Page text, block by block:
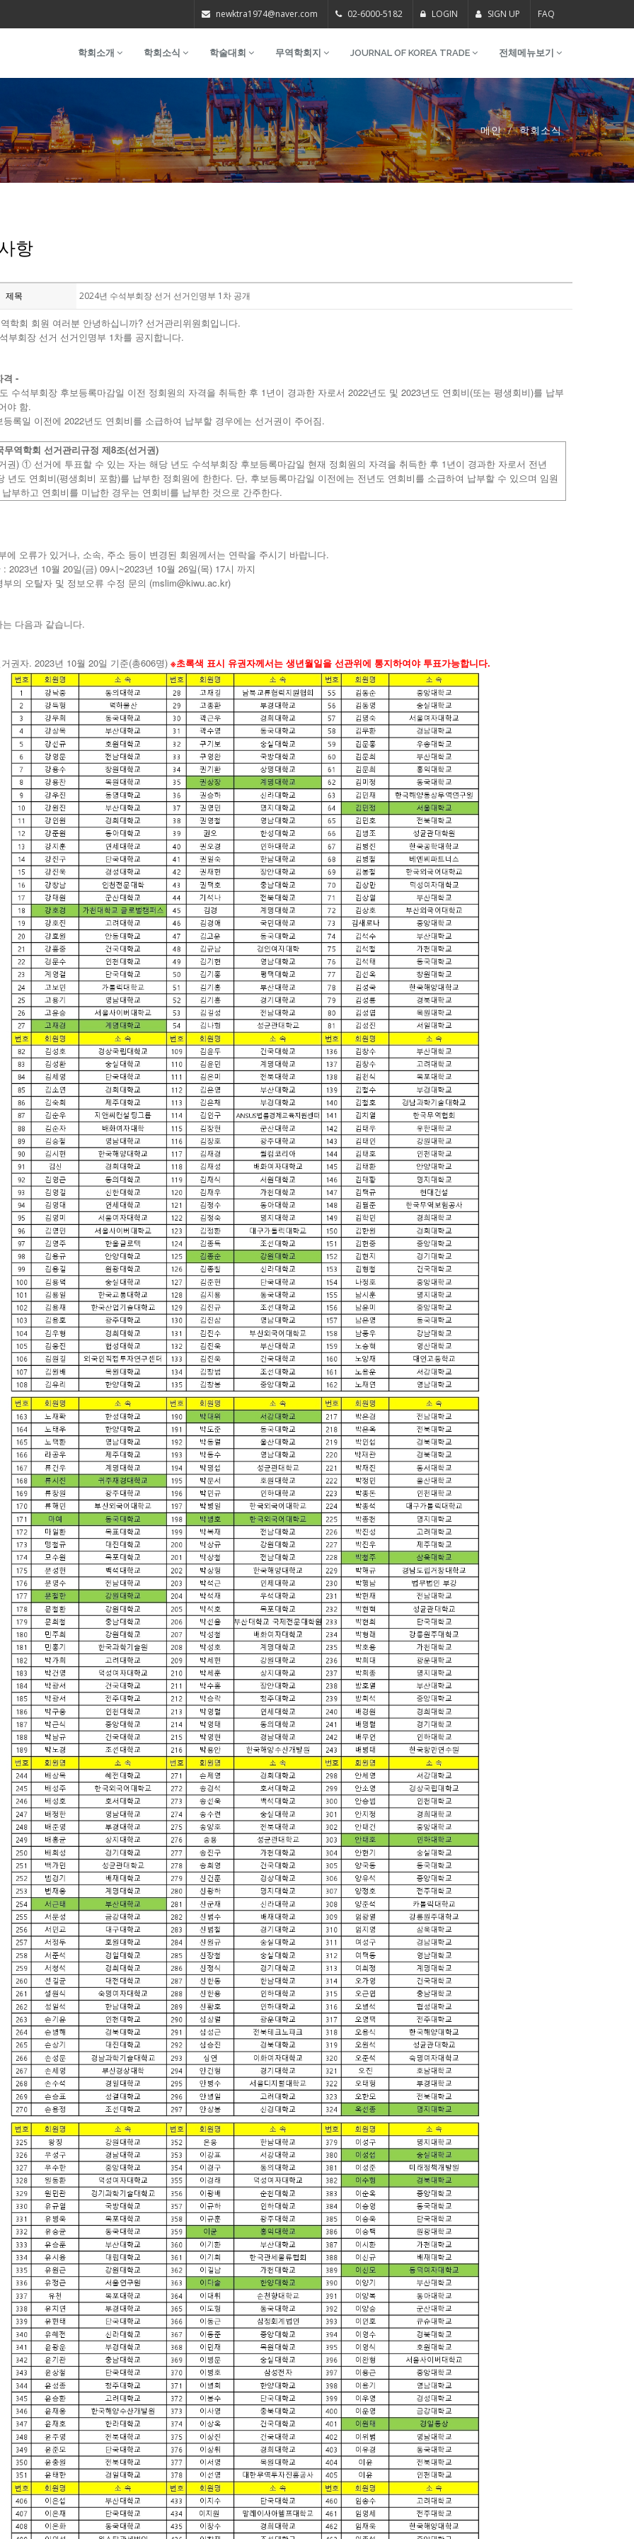
newktra1974@naver.com 02-6000-5182 LOGIN SIGN UP FAQ
학회소개 학회소식 학술대회 무역학회지 JOURNAL OF KOREA TRADE 전체메뉴보기
메인 학회소식
항
제목 2024년 수석부회장 선거 선거인명부 1차 공개
학회 회원 여러분 안녕하십니까? 선거관리위원회입니다.
부회장 선거 선거인명부 1차를 공지합니다.
격 -
수석부회장 후보등록마감일 이전 정회원의 자격을 취득한 후 1년이 경과한 자로서 2022년도 및 2023년도 연회비(또는 평생회비)를 납부
야 함.
록일 이전에 2022년도 연회비를 소급하여 납부할 경우에는 선거권이 주어짐.
무역학회 선거관리규정 제 8조(선거권)
권) ① 선거에 투표할 수 있는 자는 해당 년도 수석부회장 후보등록마감일 현재 정회원의 자격을 취득한 후 1 년이 경과한 자로서 전년
년도 연회비 (평생회비 포함)를 납부한 정회원에 한한다. 단, 후보등록마감일 이전에는 전년도 연회비를 소급하여 납부할 수 있으며 임원
납부하고 연회비를 미납한 경우는 연회비를 납부한 것으로 간주한다.
에 오류가 있거나, 소속, 주소 등이 변경된 회원께서는 연락을 주시기 바랍니다.
2023년 10월 20일(금) 09시~2023년 10월 26일(목) 17시 까지
부의 오탈자 및 정보오류 수정 문의 (mslim@kiwu.ac.kr)
는 다음과 같습니다.
자. 2023년 10월 20일 기준(총606명) ※초록색 표시 유권자께서는 생년월일을 선관위에 통지하여야 투표가능합니다.